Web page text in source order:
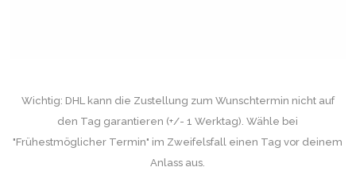
Wichtig: DHL kann die Zustellung zum Wunschtermin nicht auf
den Tag garantieren (+/- 1 Werktag). Wähle bei
"Frühestmöglicher Termin" im Zweifelsfall einen Tag vor deinem
Anlass aus.